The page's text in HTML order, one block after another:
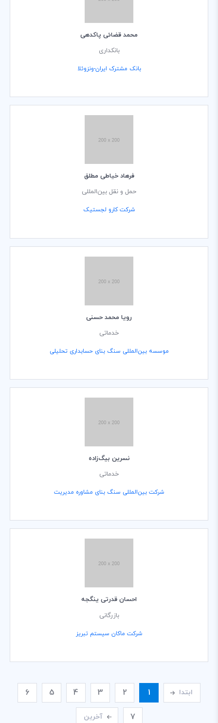
محمد قضائی پاکدهی
بانکداری
بانک مشترک ایران-ونزوئلا
فرهاد خیاطی مطلق
حمل و نقل بین‌المللی
شرکت کارو لجستیک
رویا محمد حسنی
خدماتی
موسسه بین‌المللی سنگ بنای حسابداری تحلیلی
نسرین بیگ‌زاده
خدماتی
شرکت بین‌المللی سنگ بنای مشاوره مدیریت
احسان قدرتی ینگجه
بازرگانی
شرکت ماکان سیستم تبریز
ابتدا 1
2
3
4
5
6
7 آخرین